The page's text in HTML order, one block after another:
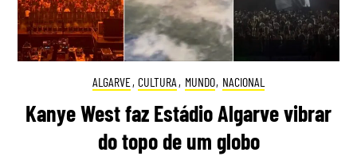
ALGARVE, CULTURA , MUNDO, NACIONAL
Kanye West faz Estádio Algarve vibrar
do topo de um globo